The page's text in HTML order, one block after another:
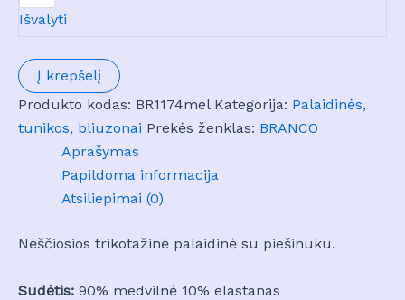
Išvalyti
produkto
kiekis:
nėščioms
Į krepšelį
Produkto kodas: BR1174mel Kategorija: Palaidinės,
tunikos, bliuzonai Prekės ženklas: BRANCO
Aprašymas
Papildoma informacija
Atsiliepimai (0)
Nėščiosios trikotažinė palaidinė su piešinuku.
Sudėtis: 90% medvilnė 10% elastanas